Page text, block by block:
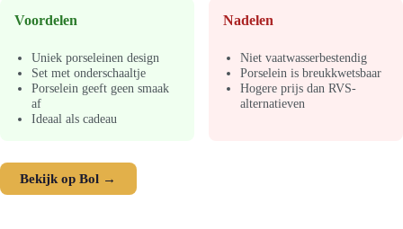
Voordelen
Uniek porseleinen design
Set met onderschaaltje
Porselein geeft geen smaak
af
Ideaal als cadeau
Nadelen
Niet vaatwasserbestendig
Porselein is breukkwetsbaar
Hogere prijs dan RVS-
alternatieven
Bekijk op Bol →